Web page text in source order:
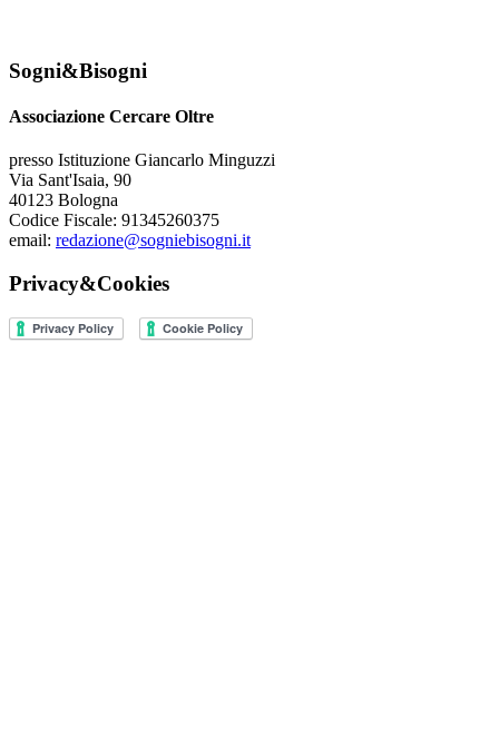
Sogni&Bisogni
Associazione Cercare Oltre
presso Istituzione Giancarlo Minguzzi
Via Sant'Isaia, 90
40123 Bologna
Codice Fiscale: 91345260375
email: redazione@sogniebisogni.it
Privacy&Cookies